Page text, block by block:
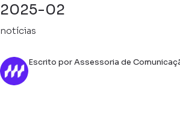
2025-02
notícias
Escrito por Assessoria de